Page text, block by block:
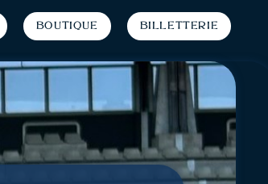
Boutique Billetterie